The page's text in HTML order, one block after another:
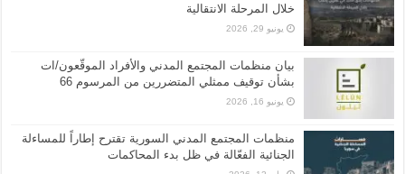
خلال المرحلة الانتقالية
يونيو 29, 2026
بيان منظمات المجتمع المدني والأفراد الموقّعون/ات
بشأن توقيف ممثلي المتضررين من المرسوم 66
يونيو 16, 2026
منظمات المجتمع المدني السورية تقترح إطاراً للمساءلة
الجنائية الفعّالة في ظل بدء المحاكمات